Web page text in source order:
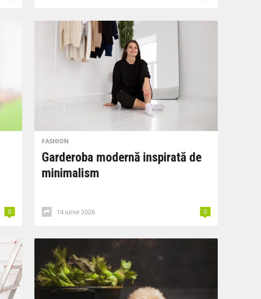
0
FASHION
Garderoba modernă inspirată de
minimalism
14 iunie 2026 0